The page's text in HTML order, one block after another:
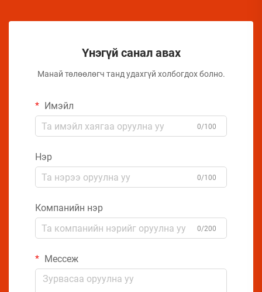
Үнэгүй санал авах
Манай төлөөлөгч танд удахгүй холбогдох болно.
Имэйл
0/100
Нэр
0/100
Компанийн нэр
0/200
Мессеж